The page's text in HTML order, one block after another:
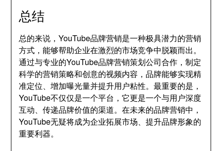
总结
总的来说，YouTube品牌营销是一种极具潜力的营销
方式，能够帮助企业在激烈的市场竞争中脱颖而出。
通过与专业的YouTube品牌营销策划公司合作，制定
科学的营销策略和创意的视频内容，品牌能够实现精
准定位、增加曝光量并提升用户粘性。最重要的是，
YouTube不仅仅是一个平台，它更是一个与用户深度
互动、传递品牌价值的渠道。在未来的品牌营销中，
YouTube无疑将成为企业拓展市场、提升品牌形象的
重要利器。